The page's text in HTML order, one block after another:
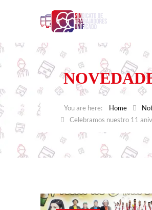
Home
Celebramos nuestro 11